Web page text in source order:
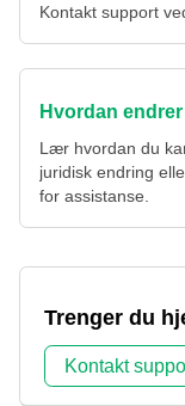
Kontakt support
Hvordan
Lær hvordan du
juridisk endring
for assistanse.
Trenger du
Kontakt